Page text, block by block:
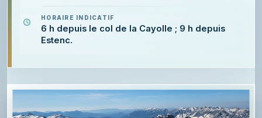
HORAIRE INDICATIF
6 h depuis le col de la Cayolle ; 9 h depuis
Estenc.